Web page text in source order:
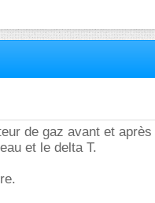
de gaz avant et
et le delta T.